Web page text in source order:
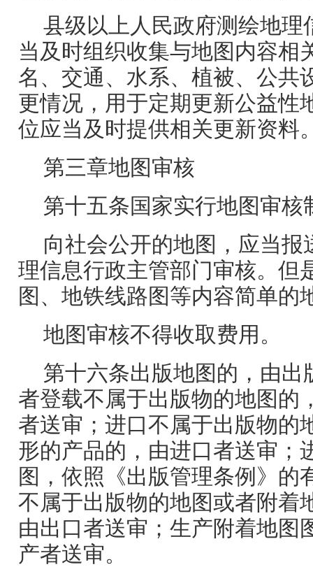
县级以上人民政府测绘地理
当及时组织收集与地图内容相
名、交通、水系、植被、公共
更情况，用于定期更新公益性
位应当及时提供相关更新资料
第三章地图审核
第十五条国家实行地图审核
向社会公开的地图，应当报
理信息行政主管部门审核。但
图、地铁线路图等内容简单的
地图审核不得收取费用。
第十六条出版地图的，由出
者登载不属于出版物的地图的
者送审；进口不属于出版物的
形的产品的，由进口者送审；
图，依照《出版管理条例》的
不属于出版物的地图或者附着
由出口者送审；生产附着地图
产者送审。